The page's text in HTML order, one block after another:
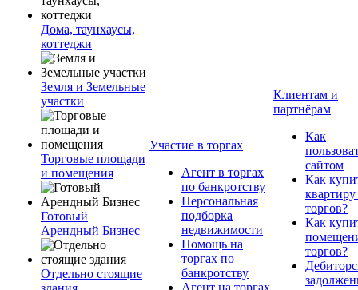
Дома, таунхаусы,
коттеджи
Земля и Земельные
участки
Торговые площади
и помещения
Готовый
Арендный Бизнес
Отдельно стоящие
Участие в торгах
Агент в торгах
по банкротству
Персональная
подборка
недвижимости
Помощь на
торгах по
банкротству
Агент на торгах
Клиентам и
партнёрам
Как
сайтом
Как
квартиру
торгов?
Как
торгов?